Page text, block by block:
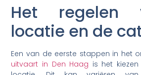
Het regelen
locatie en de
Een van de eerste stappen in het
uitvaart in Den Haag is het